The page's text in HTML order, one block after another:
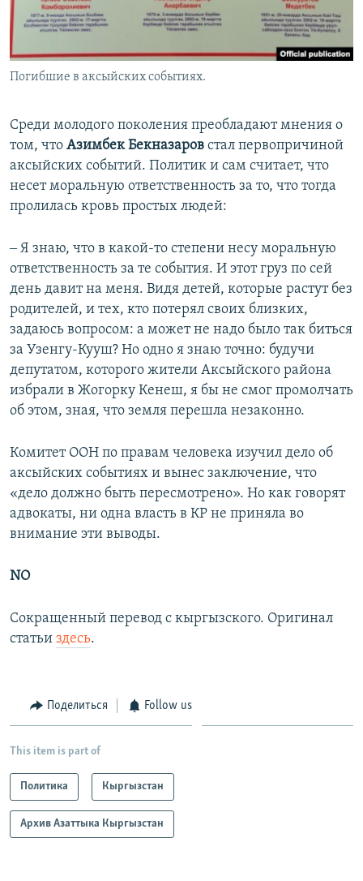
Погибшие в аксыйских событиях.
Среди молодого поколения преобладают мнения о
том, что Азимбек Бекназаров стал первопричиной
аксыйских событий. Политик и сам считает, что
несет моральную ответственность за то, что тогда
пролилась кровь простых людей:
‒ Я знаю, что в какой-то степени несу моральную
ответственность за те события. И этот груз по сей
день давит на меня. Видя детей, которые растут без
родителей, и тех, кто потерял своих близких,
задаюсь вопросом: а может не надо было так биться
за Узенгу-Кууш? Но одно я знаю точно: будучи
депутатом, которого жители Аксыйского района
избрали в Жогорку Кенеш, я бы не смог промолчать
об этом, зная, что земля перешла незаконно.
Комитет ООН по правам человека изучил дело об
аксыйских событиях и вынес заключение, что
«дело должно быть пересмотрено». Но как говорят
адвокаты, ни одна власть в КР не приняла во
внимание эти выводы.
NO
Сокращенный перевод с кыргызского. Оригинал
статьи здесь.
Поделиться Follow us
This item is part of
Политика Кыргызстан
Архив Азаттыка Кыргызстан